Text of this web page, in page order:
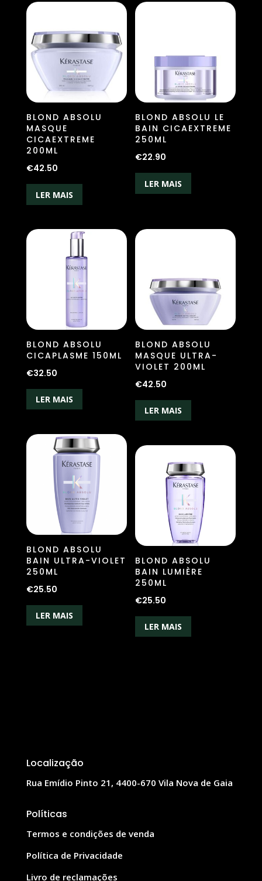
BLOND ABSOLU
MASQUE
CICAEXTREME
200ML
€42.50
LER MAIS
BLOND ABSOLU LE
BAIN CICAEXTREME
250ML
€22.90
LER MAIS
BLOND ABSOLU
CICAPLASME 150ML
€32.50
LER MAIS
BLOND ABSOLU
MASQUE ULTRA-
VIOLET 200ML
€42.50
LER MAIS
BLOND ABSOLU
BAIN ULTRA-VIOLET
250ML
€25.50
LER MAIS
BLOND ABSOLU
BAIN LUMIÈRE
250ML
€25.50
LER MAIS
Localização
Rua Emídio Pinto 21, 4400-670 Vila Nova de Gaia
Políticas
Termos e condições de venda
Política de Privacidade
Livro de reclamações